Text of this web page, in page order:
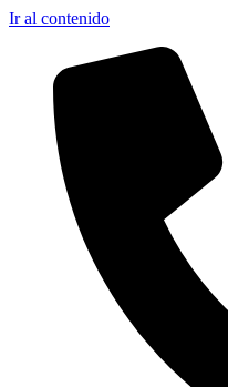
Ir al contenido